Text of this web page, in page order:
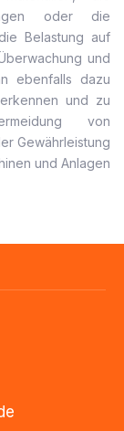
oder die
Belastung auf
und
ebenfalls dazu
und zu
von
Gewährleistung
und Anlagen